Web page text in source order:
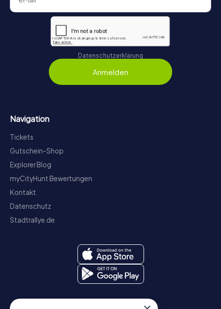
Datenschutzerklärung
Anmelden
Navigation
Tickets
Gutschein-Shop
Explorer Blog
myCityHunt Bewertungen
Kontakt
Datenschutz
Stadtrallye.de